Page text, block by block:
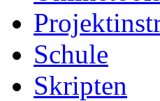
Schule
Skripten